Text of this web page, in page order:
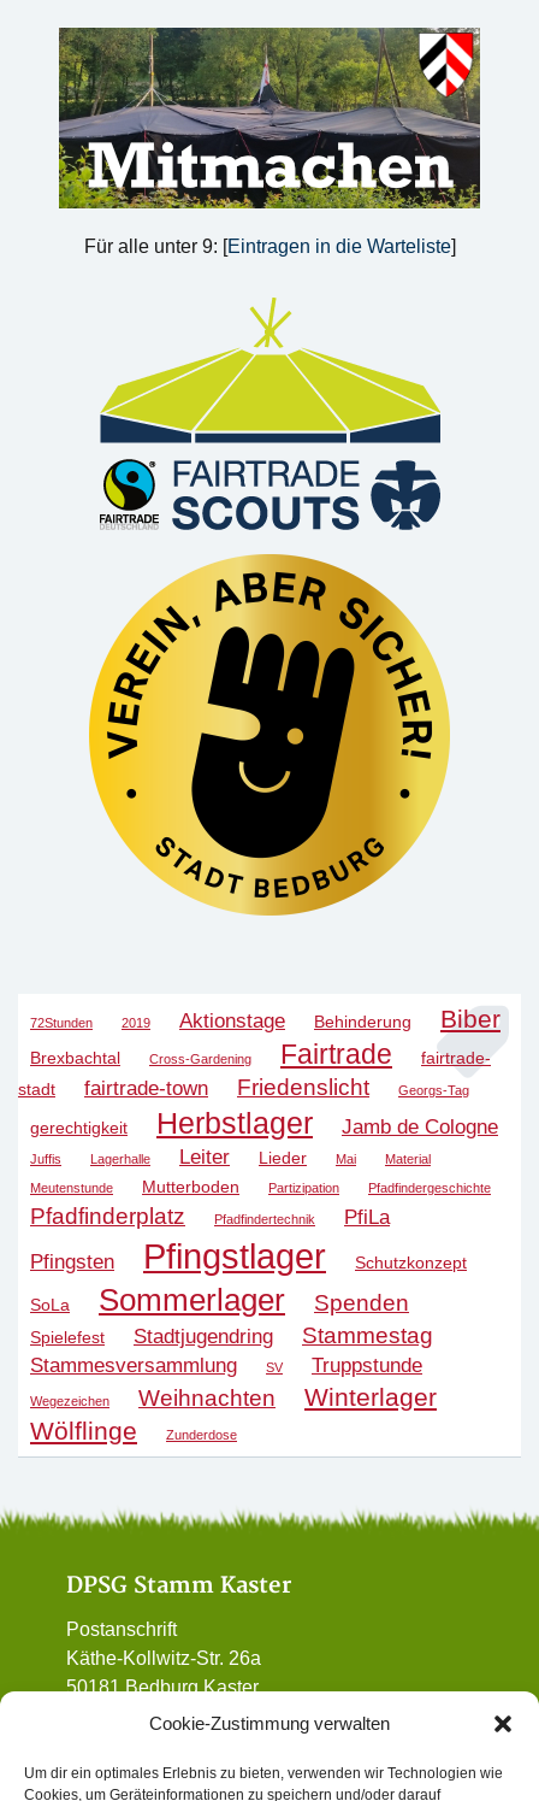
Cookie-Zustimmung verwalten
Um dir ein optimales Erlebnis zu bieten, verwenden wir Technologien wie
Cookies, um Geräteinformationen zu speichern und/oder darauf
Für alle unter 9: [Eintragen in die Warteliste]
72Stunden 2019 Aktionstage Behinderung Biber
Brexbachtal Cross-Gardening Fairtrade
fairtrade-
stadt
fairtrade-town Friedenslicht Georgs-Tag
gerechtigkeit Herbstlager Jamb de Cologne
Juffis Lagerhalle Leiter Lieder Mai
Material
Meutenstunde
Mutterboden Partizipation Pfadfindergeschichte
Pfadfinderplatz Pfadfindertechnik
PfiLa
Pfingsten
Pfingstlager Schutzkonzept
SoLa Sommerlager Spenden
Spielefest Stadtjugendring Stammestag
Stammesversammlung SV Truppstunde
Wegezeichen Weihnachten
Winterlager
Wölflinge
Zunderdose
DPSG Stamm Kaster
Postanschrift
Käthe-Kollwitz-Str. 26a
50181 Bedburg Kaster
01 72 / 90 32 962